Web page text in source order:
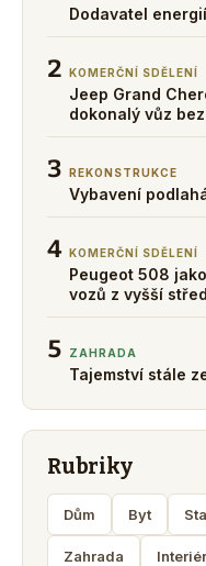
Dodavatel
2 KOMERČNÍ SDĚLENÍ
Jeep Grand
dokonalý vůz
3 REKONSTRUKCE
Vybavení
4 KOMERČNÍ SDĚLENÍ
Peugeot 508
vozů z vyšší
5 ZAHRADA
Tajemství stále
Rubriky
Dům Byt
Zahrada Interiér